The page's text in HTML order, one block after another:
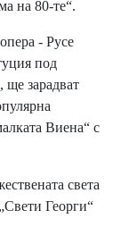
на 80-те“.
- Русе
под
ще зарадват
Виена“ с
света
Георги“